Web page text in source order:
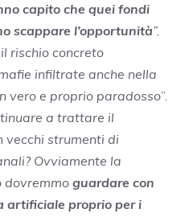
capito che quei fondi
scappare l’opportunità”.
il rischio concreto
infiltrate anche nella
vero e proprio paradosso”.
a trattare il
vecchi strumenti di
Ovviamente la
dovremmo guardare con
artificiale proprio per i